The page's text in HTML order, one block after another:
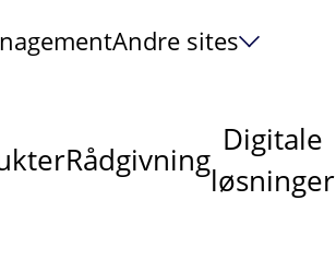
Andre sites
Rådgivning
Digitale
løsninger